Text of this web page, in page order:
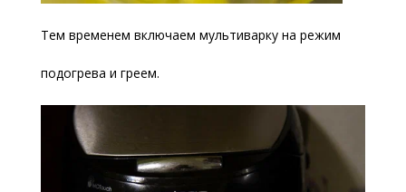
Тем временем включаем мультиварку на режим
подогрева и греем.